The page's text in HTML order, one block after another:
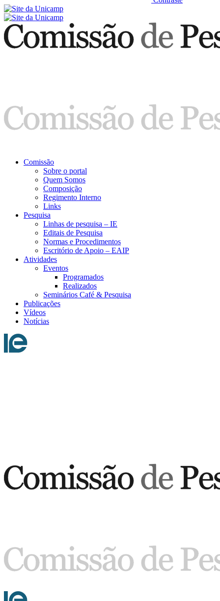
Comissão
Sobre o portal
Quem Somos
Composição
Regimento Interno
Links
Pesquisa
Linhas de pesquisa – IE
Editais de Pesquisa
Normas e Procedimentos
Escritório de Apoio – EAIP
Atividades
Eventos
Programados
Realizados
Seminários Café & Pesquisa
Publicações
Vídeos
Notícias